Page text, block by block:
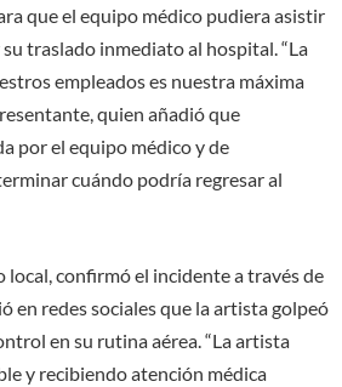
que el equipo médico pudiera asistir
traslado inmediato al hospital. “La
empleados es nuestra máxima
quien añadió que
por el equipo médico y de
cuándo podría regresar al
local, confirmó el incidente a través de
en redes sociales que la artista golpeó
en su rutina aérea. “La artista
y recibiendo atención médica